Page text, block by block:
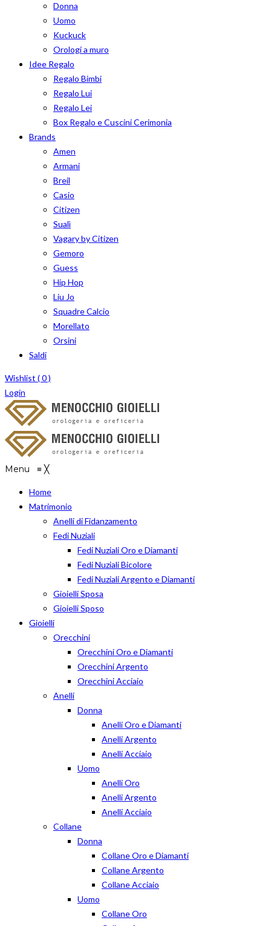
Donna
Uomo
Kuckuck
Orologi a muro
Idee Regalo
Regalo Bimbi
Regalo Lui
Regalo Lei
Box Regalo e Cuscini Cerimonia
Brands
Amen
Armani
Breil
Casio
Citizen
Sualì
Vagary by Citizen
Gemoro
Guess
Hip Hop
Liu Jo
Squadre Calcio
Morellato
Orsini
Saldi
Wishlist (0)
Login
Menu ≡ ╳
Home
Matrimonio
Anelli di Fidanzamento
Fedi Nuziali
Fedi Nuziali Oro e Diamanti
Fedi Nuziali Bicolore
Fedi Nuziali Argento e Diamanti
Gioielli Sposa
Gioielli Sposo
Gioielli
Orecchini
Orecchini Oro e Diamanti
Orecchini Argento
Orecchini Acciaio
Anelli
Donna
Anelli Oro e Diamanti
Anelli Argento
Anelli Acciaio
Uomo
Anelli Oro
Anelli Argento
Anelli Acciaio
Collane
Donna
Collane Oro e Diamanti
Collane Argento
Collane Acciaio
Uomo
Collane Oro